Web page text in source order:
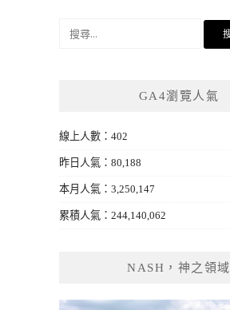
GA4瀏覽人氣
線上人數：402
昨日人氣：80,188
本月人氣：3,250,147
累積人氣：244,140,062
NASH，神之領域